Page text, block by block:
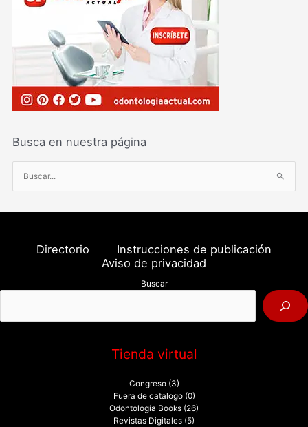
Busca en nuestra página
u
s
o
:
Directorio
Instrucciones de publicación
Aviso de privacidad
Buscar
Tienda virtual
Congreso (3)
Fuera de catalogo (0)
Odontología Books (26)
Revistas Digitales (5)